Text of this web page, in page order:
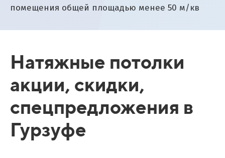
помещения общей площадью менее 50 м/кв
Натяжные потолки
акции, скидки,
спецпредложения в
Гурзуфе